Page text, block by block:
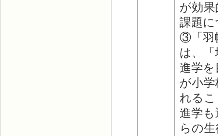
が効
課題
③「羽
は、
進学
が小
れる
進学
らの